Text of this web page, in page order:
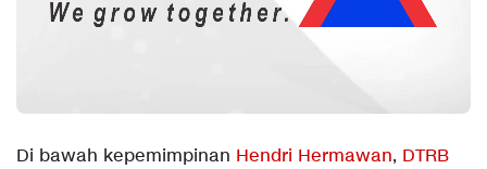
Di bawah kepemimpinan Hendri Hermawan, DTRB